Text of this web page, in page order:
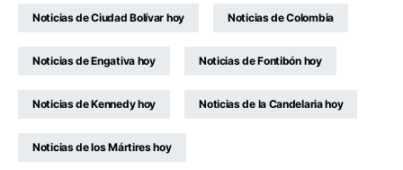
Noticias de Ciudad Bolívar hoy Noticias de Colombia
Noticias de Engativa hoy Noticias de Fontibón hoy
Noticias de Kennedy hoy Noticias de la Candelaria hoy
Noticias de los Mártires hoy